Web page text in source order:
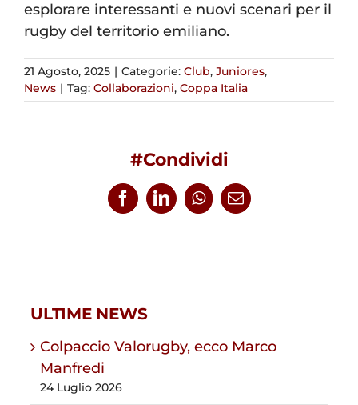
esplorare interessanti e nuovi scenari per il
rugby del territorio emiliano.
21 Agosto, 2025 | Categorie: Club, Juniores,
News | Tag: Collaborazioni, Coppa Italia
#Condividi
FacebookLinkedInWhatsApp
Email
ULTIME NEWS
Colpaccio Valorugby, ecco Marco
Manfredi
24 Luglio 2026